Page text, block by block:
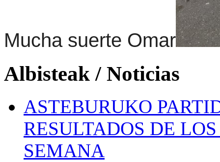
Mucha suerte Omar
Albisteak / Noticias
ASTEBURUKO
RESULTADOS DE
SEMANA